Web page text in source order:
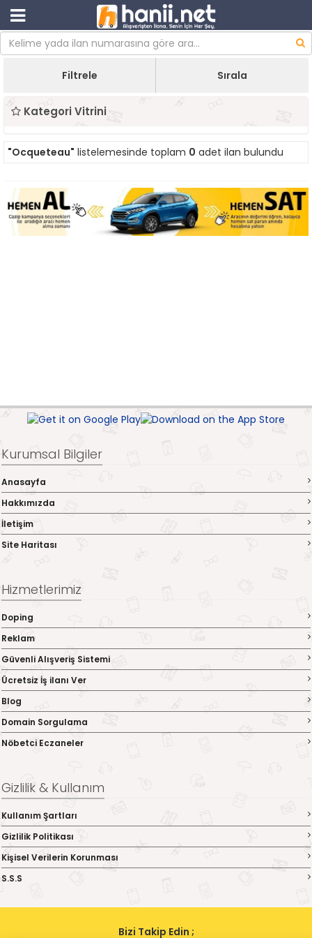
Filtrele Sırala
Kategori Vitrini
"Ocqueteau" listelemesinde toplam 0 adet ilan bulundu
Kurumsal Bilgiler
Anasayfa
Hakkımızda
İletişim
Site Haritası
Hizmetlerimiz
Doping
Reklam
Güvenli Alışveriş Sistemi
Ücretsiz İş ilanı Ver
Blog
Domain Sorgulama
Nöbetci Eczaneler
Gizlilik & Kullanım
Kullanım Şartları
Gizlilik Politikası
Kişisel Verilerin Korunması
S.S.S
Bizi Takip Edin ;